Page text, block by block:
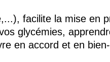
facilite la mise en
glycémies,
en accord et en